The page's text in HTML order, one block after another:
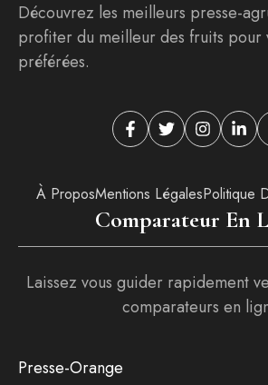
Découvrez les meilleurs presse-
profiter du meilleur des fruits pour
préférées.
À ProposMentions LégalesPolitique
Comparateur En
Laissez vous guider rapidement
comparateurs en
Presse-Orange